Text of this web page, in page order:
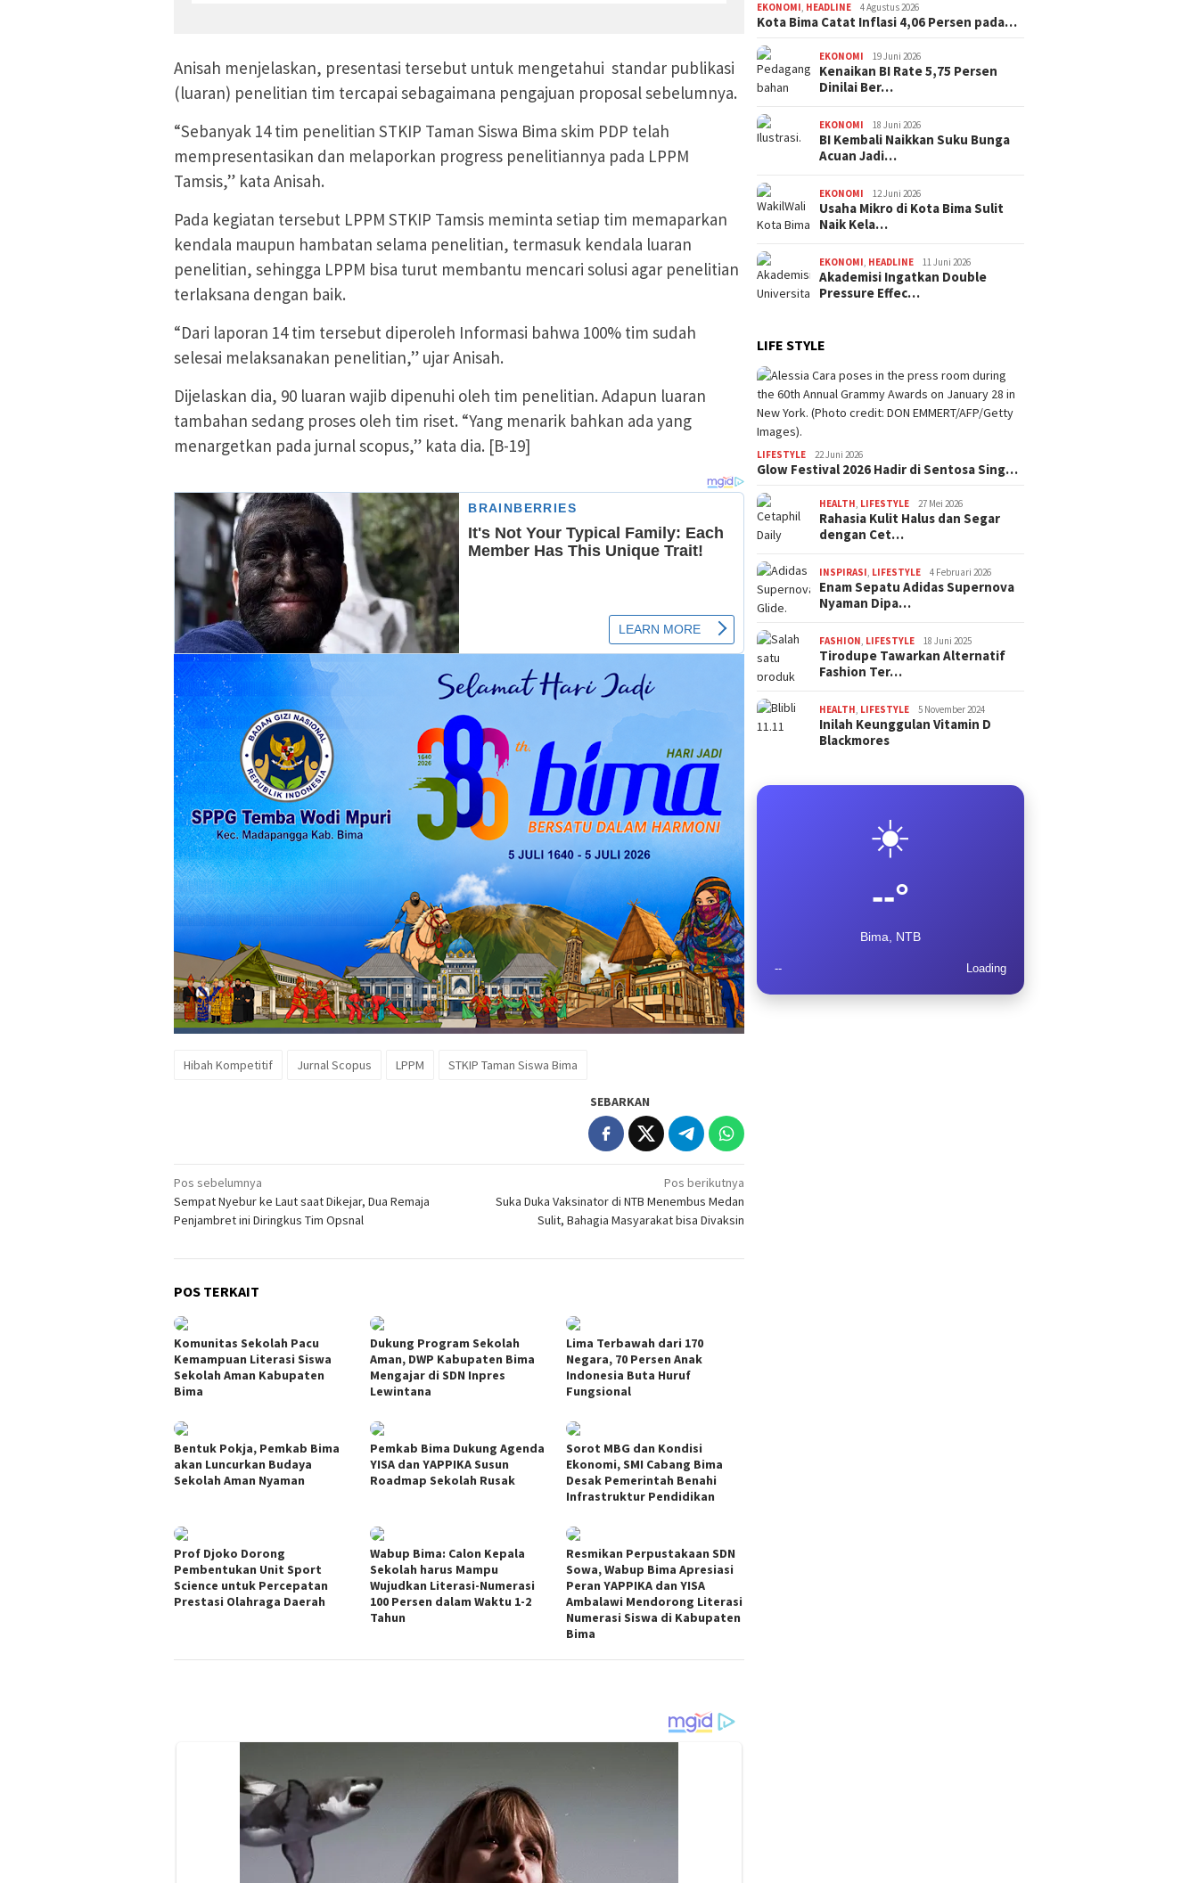
Anisah menjelaskan, presentasi tersebut untuk mengetahui standar publikasi
(luaran) penelitian tim tercapai sebagaimana pengajuan proposal sebelumnya.
“Sebanyak 14 tim penelitian STKIP Taman Siswa Bima skim PDP telah
mempresentasikan dan melaporkan progress penelitiannya pada LPPM
Tamsis,” kata Anisah.
Pada kegiatan tersebut LPPM STKIP Tamsis meminta setiap tim memaparkan
kendala maupun hambatan selama penelitian, termasuk kendala luaran
penelitian, sehingga LPPM bisa turut membantu mencari solusi agar penelitian
terlaksana dengan baik.
“Dari laporan 14 tim tersebut diperoleh Informasi bahwa 100% tim sudah
selesai melaksanakan penelitian,” ujar Anisah.
Dijelaskan dia, 90 luaran wajib dipenuhi oleh tim penelitian. Adapun luaran
tambahan sedang proses oleh tim riset. “Yang menarik bahkan ada yang
menargetkan pada jurnal scopus,” kata dia. [B-19]
Hibah Kompetitif Jurnal Scopus LPPM STKIP Taman Siswa Bima
SEBARKAN
Navigasi
pos
Pos sebelumnya
Sempat Nyebur ke Laut saat Dikejar, Dua Remaja
Penjambret ini Diringkus Tim Opsnal
Pos berikutnya
Suka Duka Vaksinator di NTB Menembus Medan
Sulit, Bahagia Masyarakat bisa Divaksin
POS TERKAIT
Komunitas Sekolah Pacu
Kemampuan Literasi Siswa
Sekolah Aman Kabupaten
Bima
Dukung Program Sekolah
Aman, DWP Kabupaten Bima
Mengajar di SDN Inpres
Lewintana
Lima Terbawah dari 170
Negara, 70 Persen Anak
Indonesia Buta Huruf
Fungsional
Bentuk Pokja, Pemkab Bima
akan Luncurkan Budaya
Sekolah Aman Nyaman
Pemkab Bima Dukung Agenda
YISA dan YAPPIKA Susun
Roadmap Sekolah Rusak
Sorot MBG dan Kondisi
Ekonomi, SMI Cabang Bima
Desak Pemerintah Benahi
Infrastruktur Pendidikan
Prof Djoko Dorong
Pembentukan Unit Sport
Science untuk Percepatan
Prestasi Olahraga Daerah
Wabup Bima: Calon Kepala
Sekolah harus Mampu
Wujudkan Literasi-Numerasi
100 Persen dalam Waktu 1-2
Tahun
Resmikan Perpustakaan SDN
Sowa, Wabup Bima Apresiasi
Peran YAPPIKA dan YISA
Ambalawi Mendorong Literasi
Numerasi Siswa di Kabupaten
Bima
EKONOMI, HEADLINE 4 Agustus 2026
Kota Bima Catat Inflasi 4,06 Persen pada…
EKONOMI 19 Juni 2026
Kenaikan BI Rate 5,75 Persen
Dinilai Ber…
EKONOMI 18 Juni 2026
BI Kembali Naikkan Suku Bunga
Acuan Jadi…
EKONOMI 12 Juni 2026
Usaha Mikro di Kota Bima Sulit
Naik Kela…
EKONOMI, HEADLINE 11 Juni 2026
Akademisi Ingatkan Double
Pressure Effec…
LIFE STYLE
LIFESTYLE 22 Juni 2026
Glow Festival 2026 Hadir di Sentosa Sing…
HEALTH, LIFESTYLE 27 Mei 2026
Rahasia Kulit Halus dan Segar
dengan Cet…
INSPIRASI, LIFESTYLE 4 Februari 2026
Enam Sepatu Adidas Supernova
Nyaman Dipa…
FASHION, LIFESTYLE 18 Juni 2025
Tirodupe Tawarkan Alternatif
Fashion Ter…
HEALTH, LIFESTYLE 5 November 2024
Inilah Keunggulan Vitamin D
Blackmores
☀️
--°
Bima, NTB
-- Loading